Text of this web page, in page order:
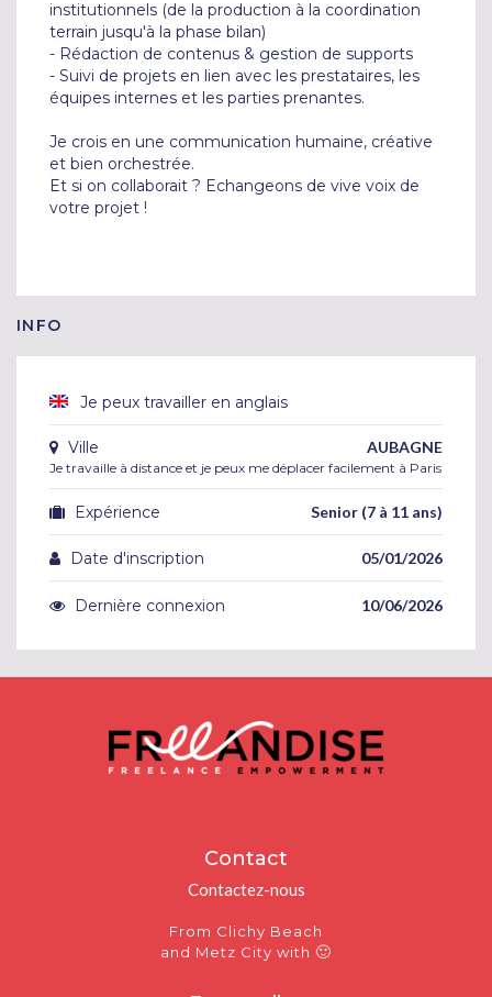
institutionnels (de la production à la coordination
terrain jusqu'à la phase bilan)
- Rédaction de contenus & gestion de supports
- Suivi de projets en lien avec les prestataires, les
équipes internes et les parties prenantes.
Je crois en une communication humaine, créative
et bien orchestrée.
Et si on collaborait ? Echangeons de vive voix de
votre projet !
INFO
Je peux travailler en anglais
Ville AUBAGNE
Je travaille à distance et je peux me déplacer facilement à Paris
Expérience Senior (7 à 11 ans)
Date d'inscription 05/01/2026
Dernière connexion 10/06/2026
Contact
Contactez-nous
From Clichy Beach
and Metz City with 🙂